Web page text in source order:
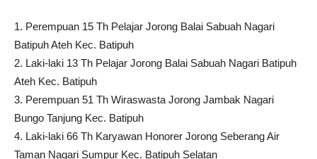
1. Perempuan 15 Th Pelajar Jorong Balai Sabuah Nagari
Batipuh Ateh Kec. Batipuh
2. Laki-laki 13 Th Pelajar Jorong Balai Sabuah Nagari Batipuh
Ateh Kec. Batipuh
3. Perempuan 51 Th Wiraswasta Jorong Jambak Nagari
Bungo Tanjung Kec. Batipuh
4. Laki-laki 66 Th Karyawan Honorer Jorong Seberang Air
Taman Nagari Sumpur Kec. Batipuh Selatan